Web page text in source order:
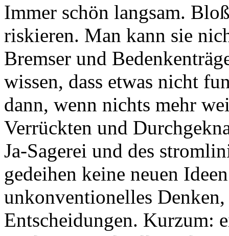
Immer schön langsam.
riskieren. Man kann sie
Bremser und
wissen, dass etwas nicht
dann, wenn nichts mehr
Verrückten und
Ja-Sagerei und des
gedeihen keine neuen
unkonventionelles
Entscheidungen. Kurzum: